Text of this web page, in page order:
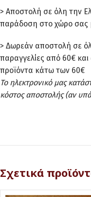
> Αποστολή σε όλη την
παράδοση στο χώρο σας
> Δωρεάν αποστολή σε
παραγγελίες από 60€
προϊόντα κάτω των 60€
Το ηλεκτρονικό μας
κόστος αποστολής (αν
Σχετικά